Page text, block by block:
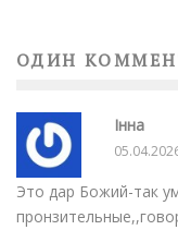
ОДИН
Інна
Это дар Божий-так